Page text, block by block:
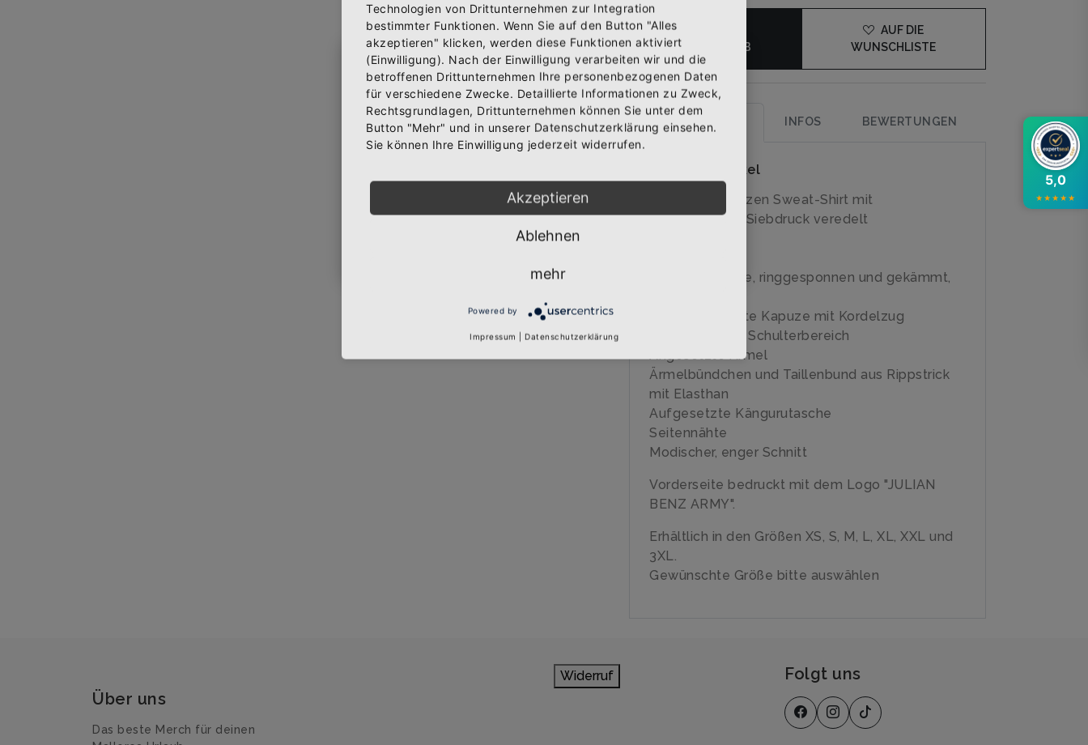
WARENKORB
AUF DIE
WUNSCHLISTE
BESCHREIBUNG INFOS BEWERTUNGEN
Über den Artikel
Qualitäts-Kapuzen Sweat-Shirt mit
hochwertigem Siebdruck veredelt
80% Baumwolle, ringgesponnen und gekämmt,
Doppelt gelegte Kapuze mit Kordelzug
Doppelnaht im Schulterbereich
Angesetzte Ärmel
Ärmelbündchen und Taillenbund aus Rippstrick
mit Elasthan
Aufgesetzte Kängurutasche
Seitennähte
Modischer, enger Schnitt
Vorderseite bedruckt mit dem Logo "JULIAN
BENZ ARMY".
Erhältlich in den Größen XS, S, M, L, XL, XXL und
3XL.
Gewünschte Größe bitte auswählen
Über uns
Das beste Merch für deinen
Widerruf Folgt uns
Abonniere jetzt unseren Newsletter
Bekomme die aktuellsten News über neue Produkte und
zudem einen 10% Gutschein für deine nächste
Bestellung.
Abonnieren
5,0
★★★★★
Technologien von Drittunternehmen zur Integration
bestimmter Funktionen. Wenn Sie auf den Button "Alles
akzeptieren" klicken, werden diese Funktionen aktiviert
(Einwilligung). Nach der Einwilligung verarbeiten wir und die
betroffenen Drittunternehmen Ihre personenbezogenen Daten
für verschiedene Zwecke. Detaillierte Informationen zu Zweck,
Rechtsgrundlagen, Drittunternehmen können Sie unter dem
Button "Mehr" und in unserer Datenschutzerklärung einsehen.
Sie können Ihre Einwilligung jederzeit widerrufen.
Akzeptieren
Ablehnen
mehr
Powered by
Impressum Datenschutzerklärung